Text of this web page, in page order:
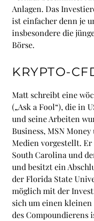
Anlagen. Das
ist einfacher denn je
insbesondere die
Börse.
KRYPTO-
Matt schreibt eine
(„Ask a Fool“), die in
und seine Arbeiten
Business, MSN
Medien vorgestellt.
South Carolina und
und besitzt ein
der Florida State
möglich mit der
sich um einen
des Compoundierens